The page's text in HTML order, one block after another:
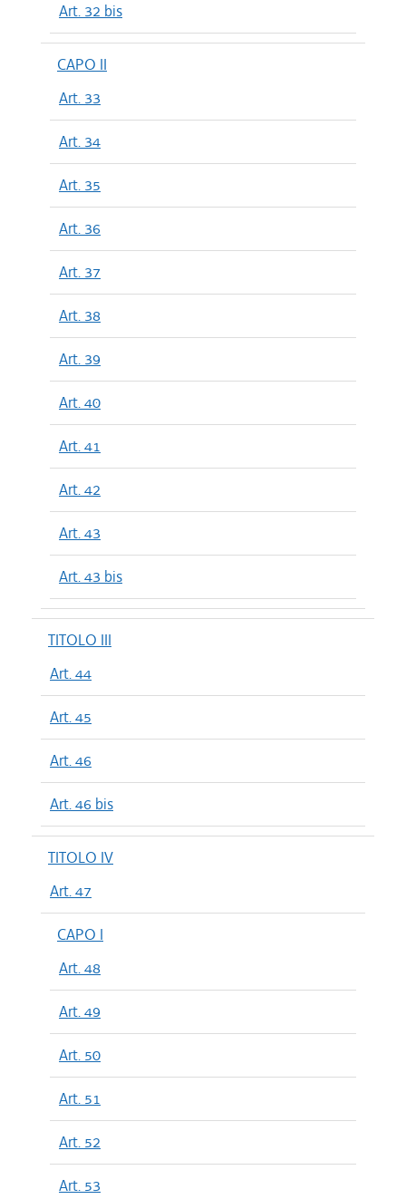
Art. 32 bis
CAPO II
Art. 33
Art. 34
Art. 35
Art. 36
Art. 37
Art. 38
Art. 39
Art. 40
Art. 41
Art. 42
Art. 43
Art. 43 bis
TITOLO III
Art. 44
Art. 45
Art. 46
Art. 46 bis
TITOLO IV
Art. 47
CAPO I
Art. 48
Art. 49
Art. 50
Art. 51
Art. 52
Art. 53